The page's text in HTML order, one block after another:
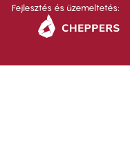
Fejlesztés és üzemeltetés: